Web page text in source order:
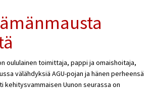
oululainen toimittaja, pappi ja omaishoitaja,
välähdyksiä AGU-pojan ja hänen perheensä
kehitysvammaisen Uunon seurassa on